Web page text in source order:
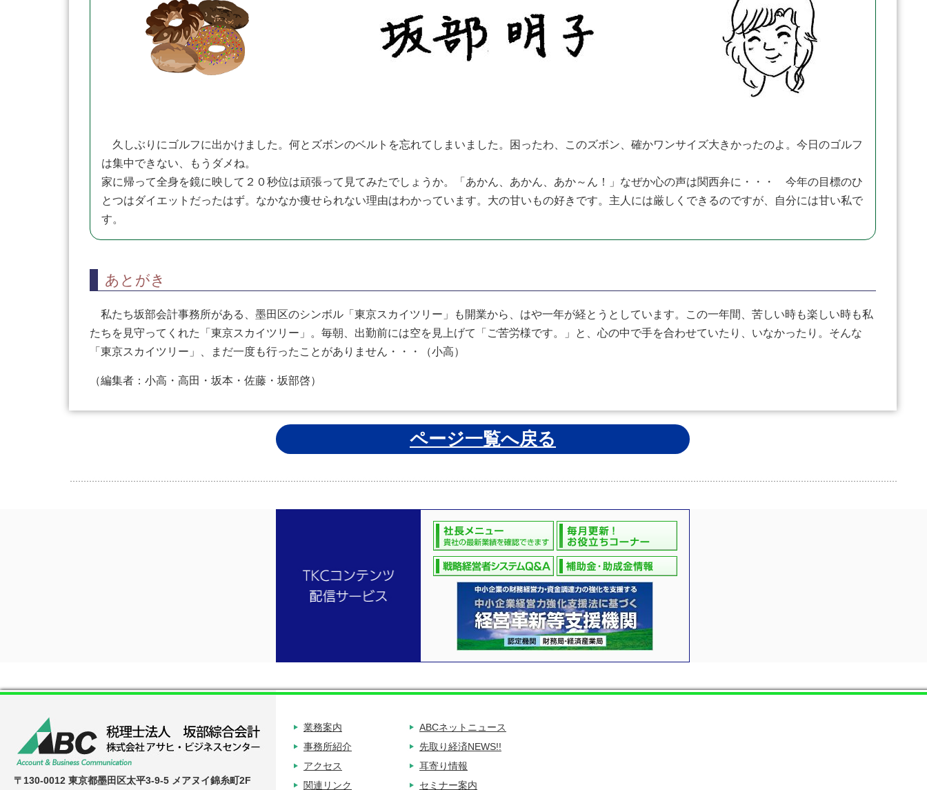
久しぶりにゴルフに出かけました。何とズボンのベルトを忘れてしまいました。困ったわ、このズボン、確かワンサイズ大きかったのよ。今日のゴルフ
は集中できない、もうダメね。
家に帰って全身を鏡に映して２０秒位は頑張って見てみたでしょうか。「あかん、あかん、あか～ん！」なぜか心の声は関西弁に・・・ 今年の目標のひ
とつはダイエットだったはず。なかなか痩せられない理由はわかっています。大の甘いもの好きです。主人には厳しくできるのですが、自分には甘い私で
す。
あとがき
私たち坂部会計事務所がある、墨田区のシンボル「東京スカイツリー」も開業から、はや一年が経とうとしています。この一年間、苦しい時も楽しい時も私
たちを見守ってくれた「東京スカイツリー」。毎朝、出勤前には空を見上げて「ご苦労様です。」と、心の中で手を合わせていたり、いなかったり。そんな
「東京スカイツリー」、まだ一度も行ったことがありません・・・（小高）
（編集者：小高・高田・坂本・佐藤・坂部啓）
ページ一覧へ戻る
〒130-0012 東京都墨田区太平3-9-5 メアヌイ錦糸町2F
業務案内
事務所紹介
アクセス
関連リンク
ABCネットニュース
先取り経済NEWS!!
耳寄り情報
セミナー案内